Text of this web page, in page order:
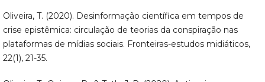
Oliveira, T. (2020). Desinformação científica em tempos de
crise epistêmica: circulação de teorias da conspiração nas
plataformas de mídias sociais. Fronteiras-estudos midiáticos,
22(1), 21-35.